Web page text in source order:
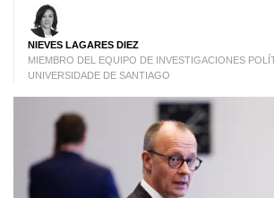
NIEVES LAGARES DIEZ
MIEMBRO DEL EQUIPO DE INVESTIGACIONES
UNIVERSIDADE DE SANTIAGO